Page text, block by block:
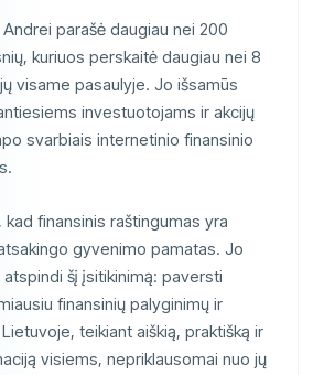
parašė daugiau nei 200
kuriuos perskaitė daugiau nei 8
visame pasaulyje. Jo išsamūs
investuotojams ir akcijų
svarbiais internetinio finansinio
finansinis raštingumas yra
gyvenimo pamatas. Jo
atspindi šį įsitikinimą: paversti
finansinių palyginimų ir
teikiant aiškią, praktišką ir
visiems, nepriklausomai nuo jų